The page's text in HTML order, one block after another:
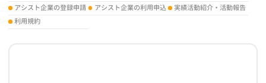
アシスト企業の登録申請
アシスト企業の利用申込
実績活動紹介・活動報告
利用規約